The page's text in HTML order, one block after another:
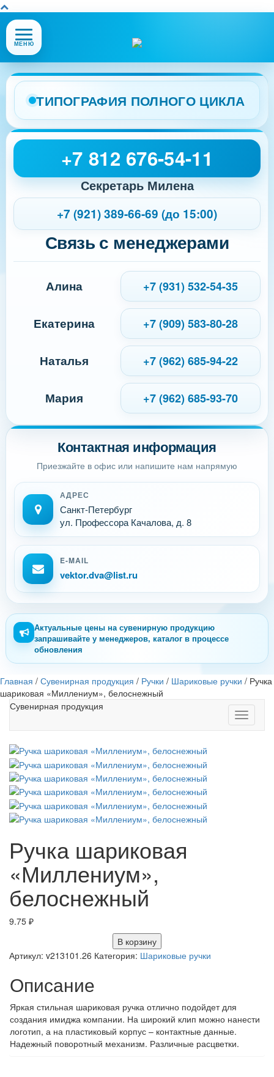
Открыть
или
меню
сайта
МЕНЮ
ТИПОГРАФИЯ ПОЛНОГО ЦИКЛА
Контактная информация
Приезжайте в офис или напишите нам напрямую
АДРЕС
Санкт-Петербург
ул. Профессора Качалова, д. 8
E-MAIL
vektor.dva@list.ru
+7 812 676-54-11
Секретарь Милена
+7 (921) 389-66-69 (до 15:00)
Связь с менеджерами
Алина +7 (931) 532-54-35
Екатерина +7 (909) 583-80-28
Наталья +7 (962) 685-94-22
Мария +7 (962) 685-93-70
Актуальные цены на сувенирную продукцию
запрашивайте у менеджеров, каталог в процессе
обновления
Главная / Сувенирная продукция / Ручки / Шариковые ручки / Ручка
шариковая «Миллениум», белоснежный
Toggle
Сувенирная продукция
Ручка шариковая
«Миллениум»,
белоснежный
9.75 ₽
В корзину
Артикул: v213101.26 Категория: Шариковые ручки
Описание
Яркая стильная шариковая ручка отлично подойдет для
создания имиджа компании. На широкий клип можно нанести
логотип, а на пластиковый корпус – контактные данные.
Надежный поворотный механизм. Различные расцветки.